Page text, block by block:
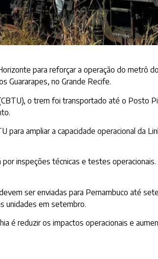
para reforçar a operação do metrô
Guararapes, no Grande Recife.
o trem foi transportado até o Posto
para ampliar a capacidade operacional da
inspeções técnicas e testes
ser enviadas para Pernambuco até
unidades em setembro.
é reduzir os impactos operacionais e